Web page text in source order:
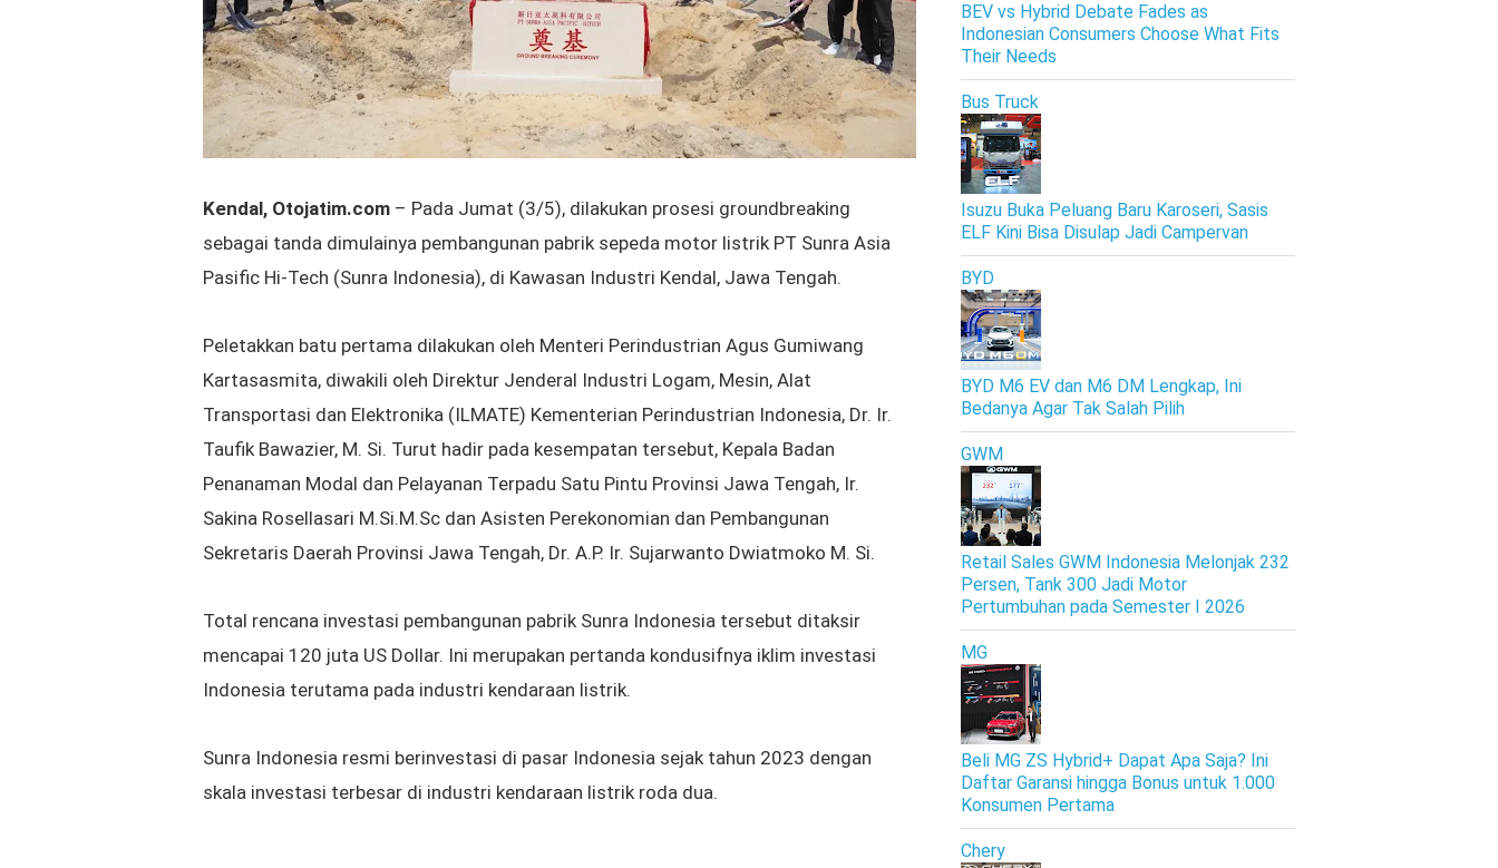
Kendal, Otojatim.com – Pada Jumat (3/5), dilakukan prosesi groundbreaking
sebagai tanda dimulainya pembangunan pabrik sepeda motor listrik PT Sunra Asia
Pasific Hi-Tech (Sunra Indonesia), di Kawasan Industri Kendal, Jawa Tengah.
Peletakkan batu pertama dilakukan oleh Menteri Perindustrian Agus Gumiwang
Kartasasmita, diwakili oleh Direktur Jenderal Industri Logam, Mesin, Alat
Transportasi dan Elektronika (ILMATE) Kementerian Perindustrian Indonesia, Dr. Ir.
Taufik Bawazier, M. Si. Turut hadir pada kesempatan tersebut, Kepala Badan
Penanaman Modal dan Pelayanan Terpadu Satu Pintu Provinsi Jawa Tengah, Ir.
Sakina Rosellasari M.Si.M.Sc dan Asisten Perekonomian dan Pembangunan
Sekretaris Daerah Provinsi Jawa Tengah, Dr. A.P. Ir. Sujarwanto Dwiatmoko M. Si.
Total rencana investasi pembangunan pabrik Sunra Indonesia tersebut ditaksir
mencapai 120 juta US Dollar. Ini merupakan pertanda kondusifnya iklim investasi
Indonesia terutama pada industri kendaraan listrik.
Sunra Indonesia resmi berinvestasi di pasar Indonesia sejak tahun 2023 dengan
skala investasi terbesar di industri kendaraan listrik roda dua.
BEV vs Hybrid Debate Fades as
Indonesian Consumers Choose What Fits
Their Needs
Bus Truck
Isuzu Buka Peluang Baru Karoseri, Sasis
ELF Kini Bisa Disulap Jadi Campervan
BYD
BYD M6 EV dan M6 DM Lengkap, Ini
Bedanya Agar Tak Salah Pilih
GWM
Retail Sales GWM Indonesia Melonjak 232
Persen, Tank 300 Jadi Motor
Pertumbuhan pada Semester I 2026
MG
Beli MG ZS Hybrid+ Dapat Apa Saja? Ini
Daftar Garansi hingga Bonus untuk 1.000
Konsumen Pertama
Chery